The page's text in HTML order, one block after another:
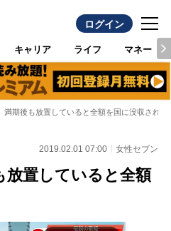
ログイン
キャリア ライフ マネー
満期後も放置していると全額を国に没収される
2019.02.01 07:00 女性セブン
放置していると全額